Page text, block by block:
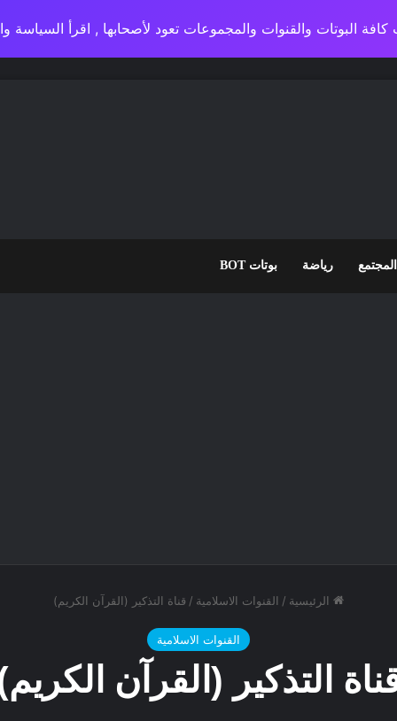
كافة البوتات والقنوات والمجموعات تعود لأصحابها , اقرأ السياسة
المجتمع رياضة بوتات BOT
الرئيسية / القنوات الاسلامية / قناة التذكير (القرآن الكريم)
القنوات الاسلامية
التذكير (القرآن